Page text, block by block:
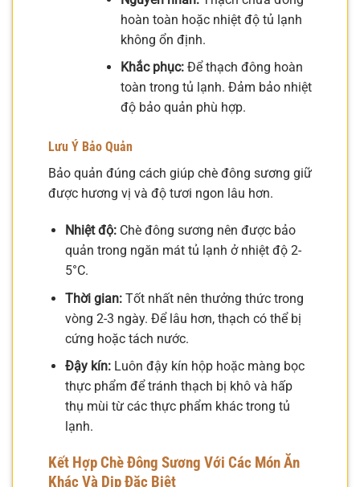
hoàn toàn hoặc nhiệt độ tủ lạnh
không ổn định.
Khắc phục:Để thạch đông hoàn
toàn trong tủ lạnh. Đảm bảo nhiệt
độ bảo quản phù hợp.
Lưu Ý Bảo Quản
Bảo quản đúng cách giúp chè đông sương giữ
được hương vị và độ tươi ngon lâu hơn.
Nhiệt độ:Chè đông sương nên được bảo
quản trong ngăn mát tủ lạnh ở nhiệt độ 2-
5°C.
Thời gian:Tốt nhất nên thưởng thức trong
vòng 2-3 ngày. Để lâu hơn, thạch có thể bị
cứng hoặc tách nước.
Đậy kín:Luôn đậy kín hộp hoặc màng bọc
thực phẩm để tránh thạch bị khô và hấp
thụ mùi từ các thực phẩm khác trong tủ
lạnh.
Kết Hợp Chè Đông Sương Với Các Món Ăn
Khác Và Dịp Đặc Biệt